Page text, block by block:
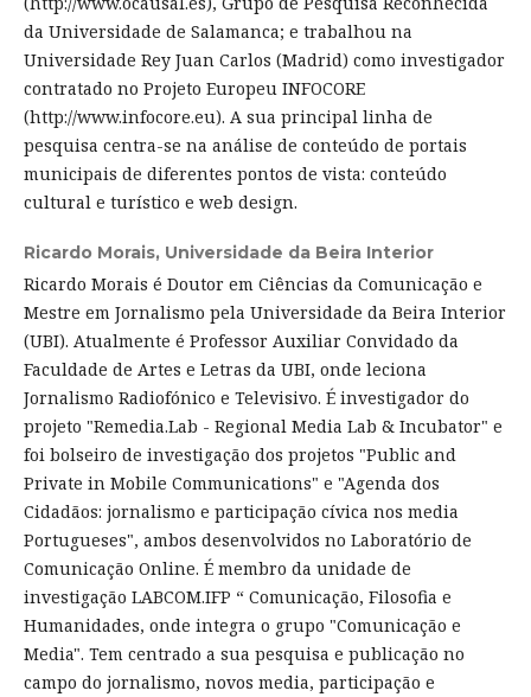
da Universidade de Salamanca; e trabalhou na
Universidade Rey Juan Carlos (Madrid) como investigador
contratado no Projeto Europeu INFOCORE
(http://www.infocore.eu). A sua principal linha de
pesquisa centra-se na análise de conteúdo de portais
municipais de diferentes pontos de vista: conteúdo
cultural e turístico e web design.
Ricardo Morais, Universidade da Beira Interior
Ricardo Morais é Doutor em Ciências da Comunicação e
Mestre em Jornalismo pela Universidade da Beira Interior
(UBI). Atualmente é Professor Auxiliar Convidado da
Faculdade de Artes e Letras da UBI, onde leciona
Jornalismo Radiofónico e Televisivo. É investigador do
projeto "Remedia.Lab - Regional Media Lab & Incubator" e
foi bolseiro de investigação dos projetos "Public and
Private in Mobile Communications" e "Agenda dos
Cidadãos: jornalismo e participação cívica nos media
Portugueses", ambos desenvolvidos no Laboratório de
Comunicação Online. É membro da unidade de
investigação LABCOM.IFP “ Comunicação, Filosofia e
Humanidades, onde integra o grupo "Comunicação e
Media". Tem centrado a sua pesquisa e publicação no
campo do jornalismo, novos media, participação e